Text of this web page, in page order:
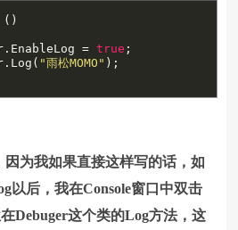
()
=
true ;
"雨松MOMO" );
为我如果直接这样写的话，如
以后，我在Console窗口中双击
Debuger这个类的Log方法，这